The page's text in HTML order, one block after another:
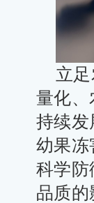
立
量化、
持续发
幼果冻
科学防
品质